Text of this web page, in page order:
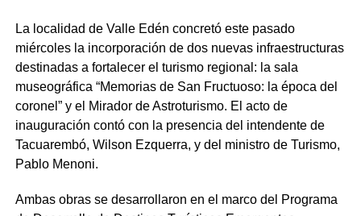
La localidad de Valle Edén concretó este pasado
miércoles la incorporación de dos nuevas infraestructuras
destinadas a fortalecer el turismo regional: la sala
museográfica “Memorias de San Fructuoso: la época del
coronel” y el Mirador de Astroturismo. El acto de
inauguración contó con la presencia del intendente de
Tacuarembó, Wilson Ezquerra, y del ministro de Turismo,
Pablo Menoni.
Ambas obras se desarrollaron en el marco del Programa